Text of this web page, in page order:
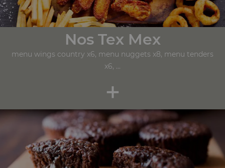
Nos Tex Mex
menu wings country x6, menu nuggets x8, menu tenders
x6, ...
+